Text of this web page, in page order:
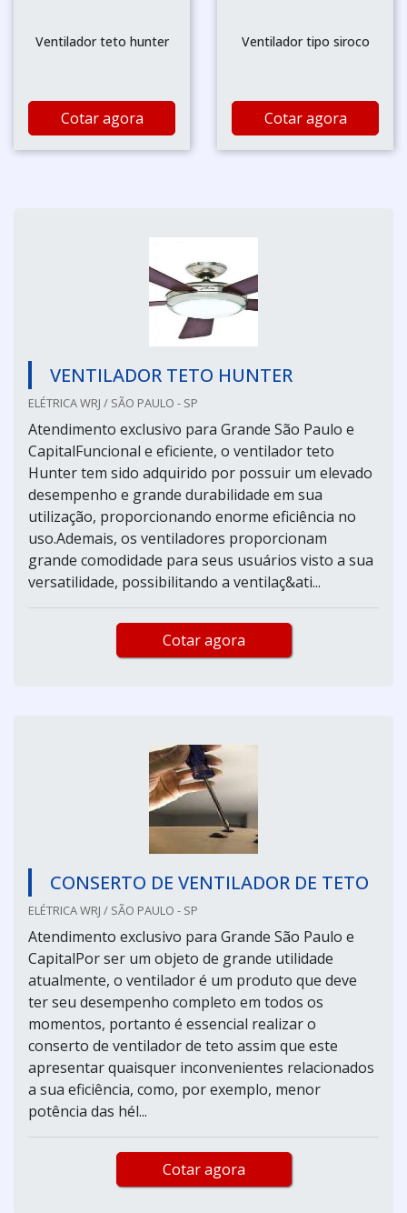
Ventilador teto hunter
Cotar agora
Ventilador tipo siroco
Cotar agora
VENTILADOR TETO HUNTER
ELÉTRICA WRJ / SÃO PAULO - SP
Atendimento exclusivo para Grande São Paulo e
CapitalFuncional e eficiente, o ventilador teto
Hunter tem sido adquirido por possuir um elevado
desempenho e grande durabilidade em sua
utilização, proporcionando enorme eficiência no
uso.Ademais, os ventiladores proporcionam
grande comodidade para seus usuários visto a sua
versatilidade, possibilitando a ventilaç&ati...
Cotar agora
CONSERTO DE VENTILADOR DE TETO
ELÉTRICA WRJ / SÃO PAULO - SP
Atendimento exclusivo para Grande São Paulo e
CapitalPor ser um objeto de grande utilidade
atualmente, o ventilador é um produto que deve
ter seu desempenho completo em todos os
momentos, portanto é essencial realizar o
conserto de ventilador de teto assim que este
apresentar quaisquer inconvenientes relacionados
a sua eficiência, como, por exemplo, menor
potência das hél...
Cotar agora